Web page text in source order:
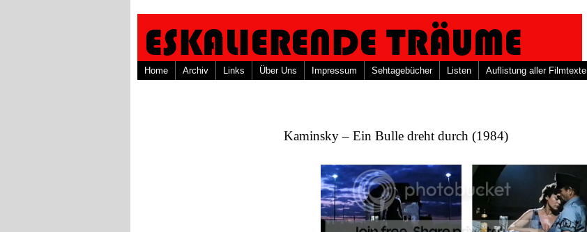
Home Archiv Links Über Uns Impressum Sehtagebücher Listen Auflistung aller Filmtexte
Kaminsky – Ein Bulle dreht durch (1984)